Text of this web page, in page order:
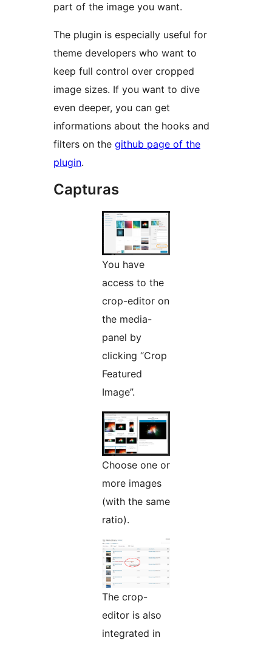
part of the image you want.
The plugin is especially useful for
theme developers who want to
keep full control over cropped
image sizes. If you want to dive
even deeper, you can get
informations about the hooks and
filters on the github page of the
plugin.
Capturas
You have
access to the
crop-editor on
the media-
panel by
clicking “Crop
Featured
Image”.
Choose one or
more images
(with the same
ratio).
The crop-
editor is also
integrated in